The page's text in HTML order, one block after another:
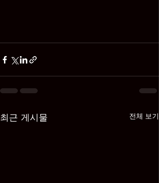
최근 게시물 전체 보기